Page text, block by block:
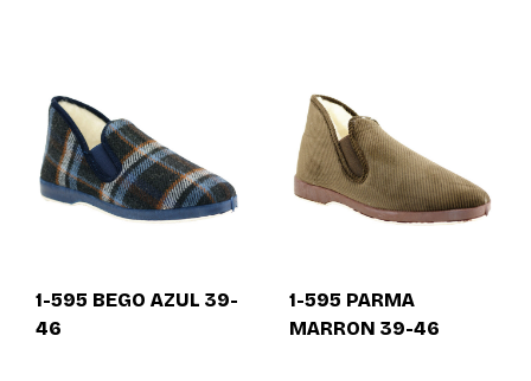
1-595 BEGO AZUL 39-
46
1-595 PARMA
MARRON 39-46